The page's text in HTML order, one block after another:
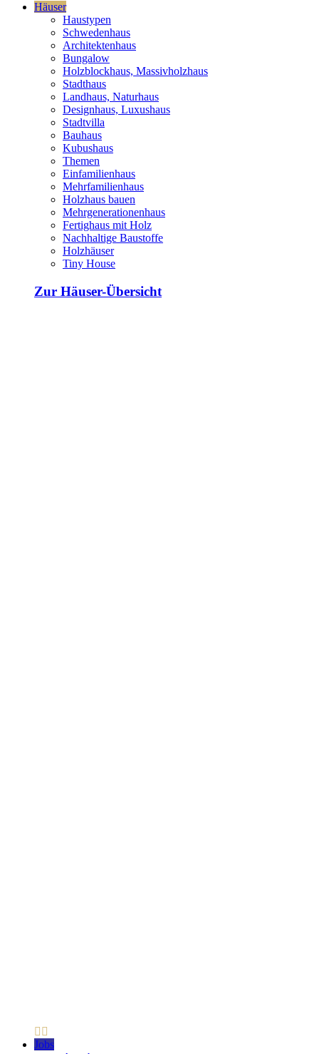
Häuser
Haustypen
Schwedenhaus
Architektenhaus
Bungalow
Holzblockhaus, Massivholzhaus
Stadthaus
Landhaus, Naturhaus
Designhaus, Luxushaus
Stadtvilla
Bauhaus
Kubushaus
Themen
Einfamilienhaus
Mehrfamilienhaus
Holzhaus bauen
Mehrgenerationenhaus
Fertighaus mit Holz
Nachhaltige Baustoffe
Holzhäuser
Tiny House
Zur Häuser-Übersicht
Jobs